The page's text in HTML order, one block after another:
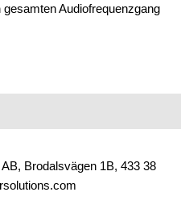
Audiofrequenzgang
Brodalsvägen 1B, 433 38